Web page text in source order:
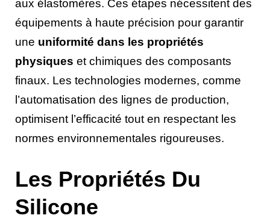
aux élastomères. Ces étapes nécessitent des
équipements à haute précision pour garantir
une uniformité dans les propriétés
physiques et chimiques des composants
finaux. Les technologies modernes, comme
l’automatisation des lignes de production,
optimisent l’efficacité tout en respectant les
normes environnementales rigoureuses.
Les Propriétés Du
Silicone